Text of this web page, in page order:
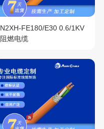
N2XH-FE180/E30 0.6/1KV
阻燃电缆